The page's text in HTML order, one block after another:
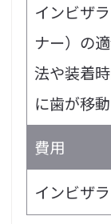
インビザ
ナー）の
法や装着
に歯が移
費用
インビザ